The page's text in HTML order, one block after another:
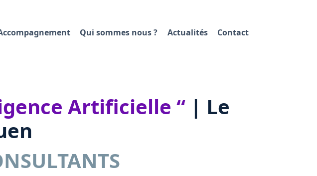
Qui sommes nous ? Actualités Contact
Artificielle “ | Le